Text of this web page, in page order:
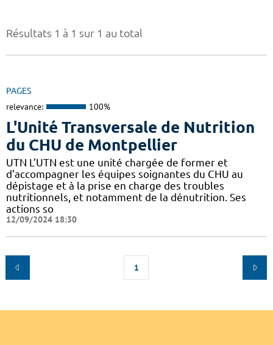
Résultats 1 à 1 sur 1 au total
PAGES
relevance: 100%
L'Unité Transversale de Nutrition
du CHU de Montpellier
UTN L’UTN est une unité chargée de former et
d’accompagner les équipes soignantes du CHU au
dépistage et à la prise en charge des troubles
nutritionnels, et notamment de la dénutrition. Ses
actions so
12/09/2024 18:30
1